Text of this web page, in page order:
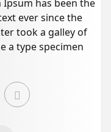
has been the
ever since the
took a galley of
a type specimen